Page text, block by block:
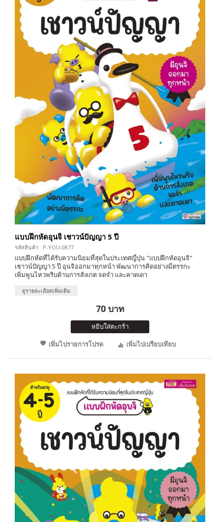
แบบฝึกหัดอุนจิ เชาวน์ปัญญา 5 ปี
รหัสสินค้า : P-YOU-0877
แบบฝึกหัดที่ได้รับความนิยมที่สุดในประเทศญี่ปุ่น "แบบฝึกหัดอุนจิ"
เชาวน์ปัญญา 5 ปี อุนจิออกมาทุกหน้า พัฒนาการคิดอย่างมีตรรกะ
เพิ่มพูนไหวพริบด้านการสังเกต จดจำ และคาดเดา
ดูรายละเอียดเพิ่มเติม
70 บาท
หยิบใส่ตะกร้า
เพิ่มไปรายการโปรด
เพิ่มไปเปรียบเทียบ